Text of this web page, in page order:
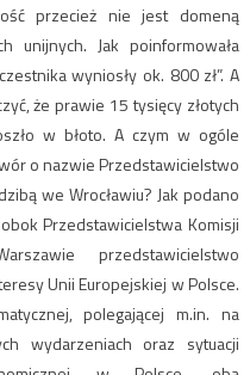
przecież nie jest domeną
unijnych. Jak poinformowała
wyniosły ok. 800 zł”. A
że prawie 15 tysięcy złotych
w błoto. A czym w ogóle
o nazwie Przedstawicielstwo
we Wrocławiu? Jak podano
Przedstawicielstwa Komisji
przedstawicielstwo
Unii Europejskiej w Polsce.
polegającej m.in. na
wydarzeniach oraz sytuacji